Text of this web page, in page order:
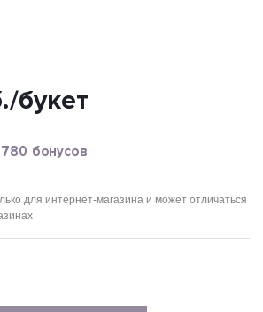
/букет
бонусов
для интернет-магазина и может отличаться